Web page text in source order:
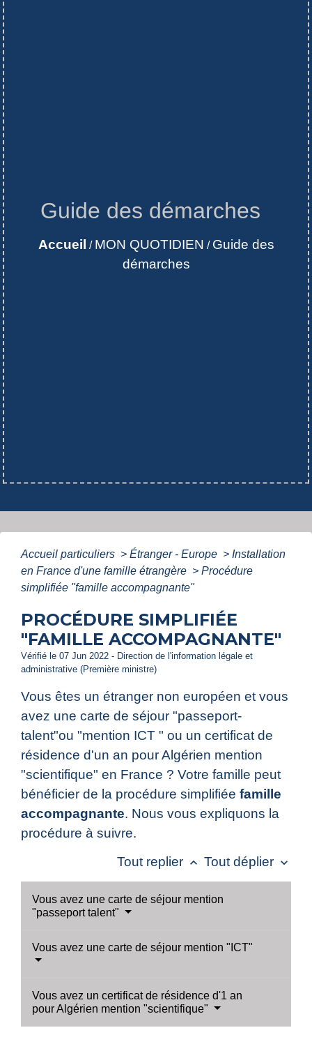
Guide des démarches
Accueil / MON QUOTIDIEN / Guide des
démarches
Accueil particuliers > Étranger - Europe > Installation
en France d'une famille étrangère > Procédure
simplifiée "famille accompagnante"
PROCÉDURE SIMPLIFIÉE
"FAMILLE ACCOMPAGNANTE"
Vérifié le 07 Jun 2022 - Direction de l'information légale et
administrative (Première ministre)
Vous êtes un étranger non européen et vous
avez une carte de séjour "passeport-
talent"ou "mention ICT " ou un certificat de
résidence d'un an pour Algérien mention
"scientifique" en France ? Votre famille peut
bénéficier de la procédure simplifiée famille
accompagnante. Nous vous expliquons la
procédure à suivre.
Tout replier keyboard_arrow_up Tout déplier keyboard_arrow_down
Vous avez une carte de séjour mention
"passeport talent"
Vous avez une carte de séjour mention "ICT"
Vous avez un certificat de résidence d'1 an
pour Algérien mention "scientifique"